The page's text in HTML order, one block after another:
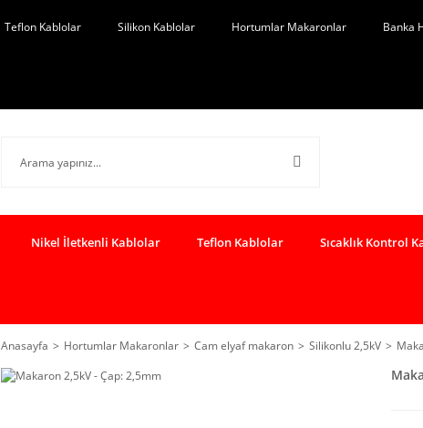
Teflon Kablolar Silikon Kablolar Hortumlar Makaronlar Banka
Nikel İletkenli Kablolar Teflon Kablolar Sıcaklık Kontrol
Anasayfa Hortumlar Makaronlar Cam elyaf makaron Silikonlu 2,5kV